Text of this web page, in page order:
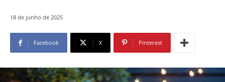
18 de junho de 2025
Facebook X Pinterest